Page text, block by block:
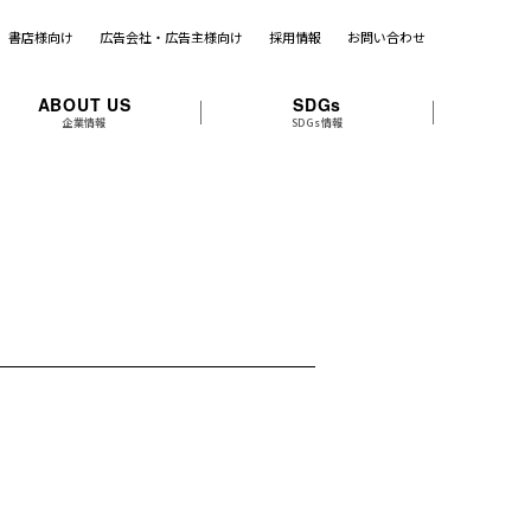
書店様向け 広告会社・広告主様向け 採用情報 お問い合わせ
ABOUT US
企業情報
SDGs
SDGs情報